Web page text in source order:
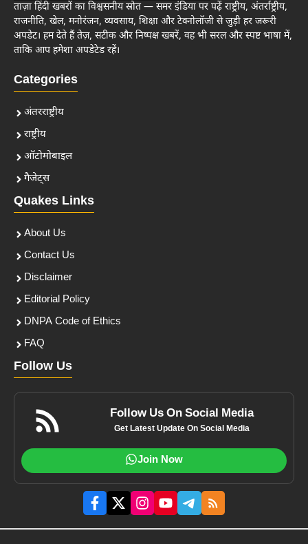
ताज़ा हिंदी खबरों का विश्वसनीय स्रोत — समर इंडिया पर पढ़ें राष्ट्रीय, अंतर्राष्ट्रीय,
राजनीति, खेल, मनोरंजन, व्यवसाय, शिक्षा और टेक्नोलॉजी से जुड़ी हर जरूरी
अपडेट। हम देते हैं तेज़, सटीक और निष्पक्ष खबरें, वह भी सरल और स्पष्ट भाषा में,
ताकि आप हमेशा अपडेटेड रहें।
Categories
अंतरराष्ट्रीय
राष्ट्रीय
ऑटोमोबाइल
गैजेट्स
Quakes Links
About Us
Contact Us
Disclaimer
Editorial Policy
DNPA Code of Ethics
FAQ
Follow Us
Follow Us On Social Media
Get Latest Update On Social Media
Join Now